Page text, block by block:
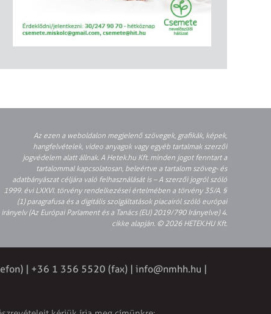
Az ezen a weboldalon megjelenő szövegek, grafikák, képek,
hangfelvételek, video anyagok vagy egyéb tartalmak szerzői
jogvédelem alatt állnak. A Hetek.hu Kft. minden jogot fenntart a
tartalommal kapcsolatosan, beleértve a tartalom szöveg- és
adatbányászat céljára való felhasználását is – A szerzői jogról szóló
1999. évi LXXVI. törvény rendelkezései értelmében a törvény 35/A. §
(1) paragrafusa és a digitális szolgáltatások piacairól szóló európai
irányelv (Az Európai Parlament és a Tanács (EU) 2019/790 Irányelve) 4.
cikke alapján. © 2026 HETEK.HU Kft.
| +36 1 356 5520 (fax) | info@nmhh.hu